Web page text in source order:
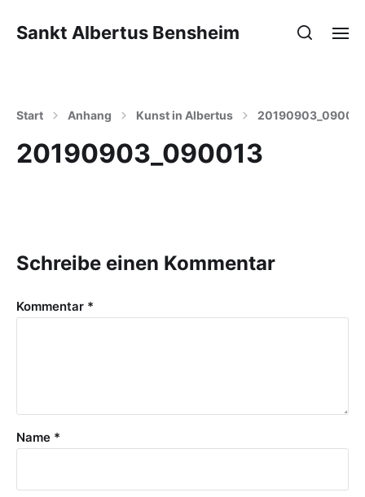
Sankt Albertus Bensheim
Start Anhang Kunst in Albertus
20190903_090013
Schreibe einen Kommentar
Kommentar *
Name *